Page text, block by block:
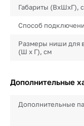
Габариты (ВхШхГ),
Способ
Размеры ниши для
(Ш х Г), см
Дополнительные
Дополнительные